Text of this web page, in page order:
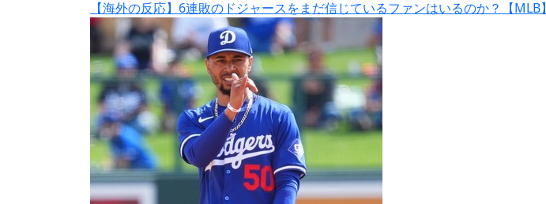
【海外の反応】6連敗のドジャースをまだ信じているファンはいるのか？【MLB】